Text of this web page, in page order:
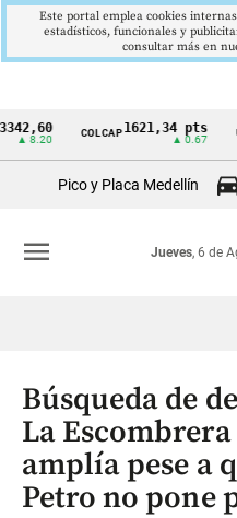
Cintillo
Colombia
COLCAP1621,34 pts USD/
Pico y Placa Medellín
Jueves, 6 de
menu
Búsqueda de
La
amplía pese a
Petro no pone
Este portal emplea cookies
estadísticos, funcionales y
consultar más en